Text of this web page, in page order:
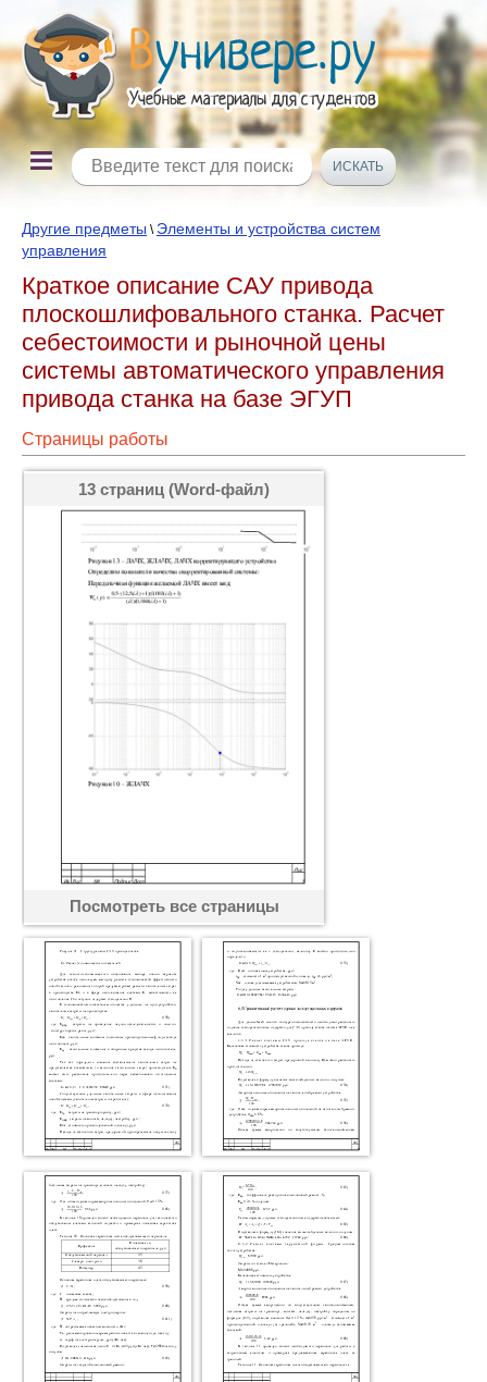
Другие предметы \ Элементы и устройства систем
управления
Краткое описание САУ привода
плоскошлифовального станка. Расчет
себестоимости и рыночной цены
системы автоматического управления
привода станка на базе ЭГУП
Страницы работы
13 страниц (Word-файл)
Посмотреть все страницы